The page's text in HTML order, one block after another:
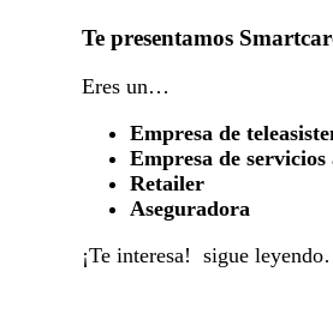
Te presentamos
Eres un…
Empresa de
Empresa de
Retailer
Aseguradora
¡Te interesa! sigue